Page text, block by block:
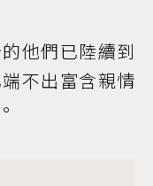
他們已陸續到
不出富含親情